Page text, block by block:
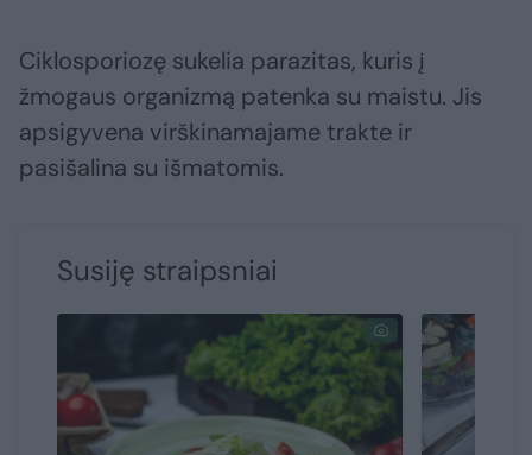
Ciklosporiozę sukelia parazitas, kuris į
žmogaus organizmą patenka su maistu. Jis
apsigyvena virškinamajame trakte ir
pasišalina su išmatomis.
Susiję straipsniai